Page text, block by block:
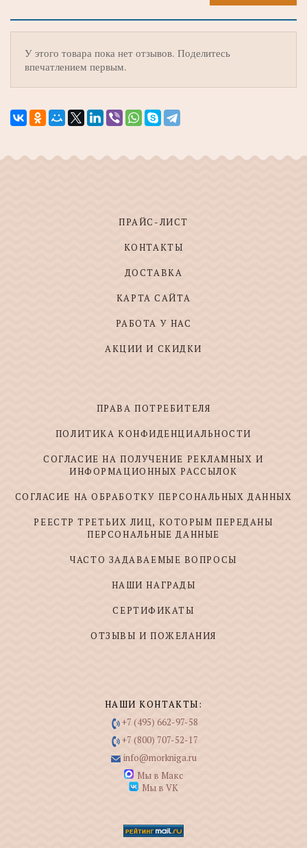
У этого товара пока нет отзывов. Поделитесь
впечатлением первым.
ПРАЙС-ЛИСТ
КОНТАКТЫ
ДОСТАВКА
КАРТА САЙТА
РАБОТА У НАС
АКЦИИ И СКИДКИ
ПРАВА ПОТРЕБИТЕЛЯ
ПОЛИТИКА КОНФИДЕНЦИАЛЬНОСТИ
СОГЛАСИЕ НА ПОЛУЧЕНИЕ РЕКЛАМНЫХ И
ИНФОРМАЦИОННЫХ РАССЫЛОК
СОГЛАСИЕ НА ОБРАБОТКУ ПЕРСОНАЛЬНЫХ ДАННЫХ
РЕЕСТР ТРЕТЬИХ ЛИЦ, КОТОРЫМ ПЕРЕДАНЫ
ПЕРСОНАЛЬНЫЕ ДАННЫЕ
ЧАСТО ЗАДАВАЕМЫЕ ВОПРОСЫ
НАШИ НАГРАДЫ
СЕРТИФИКАТЫ
ОТЗЫВЫ И ПОЖЕЛАНИЯ
НАШИ КОНТАКТЫ:
+7 (495) 662-97-58
+7 (800) 707-52-17
info@morkniga.ru
Мы в Макс
Мы в VK